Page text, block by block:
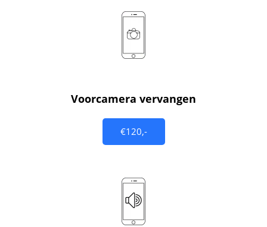
Voorcamera vervangen
€120,-